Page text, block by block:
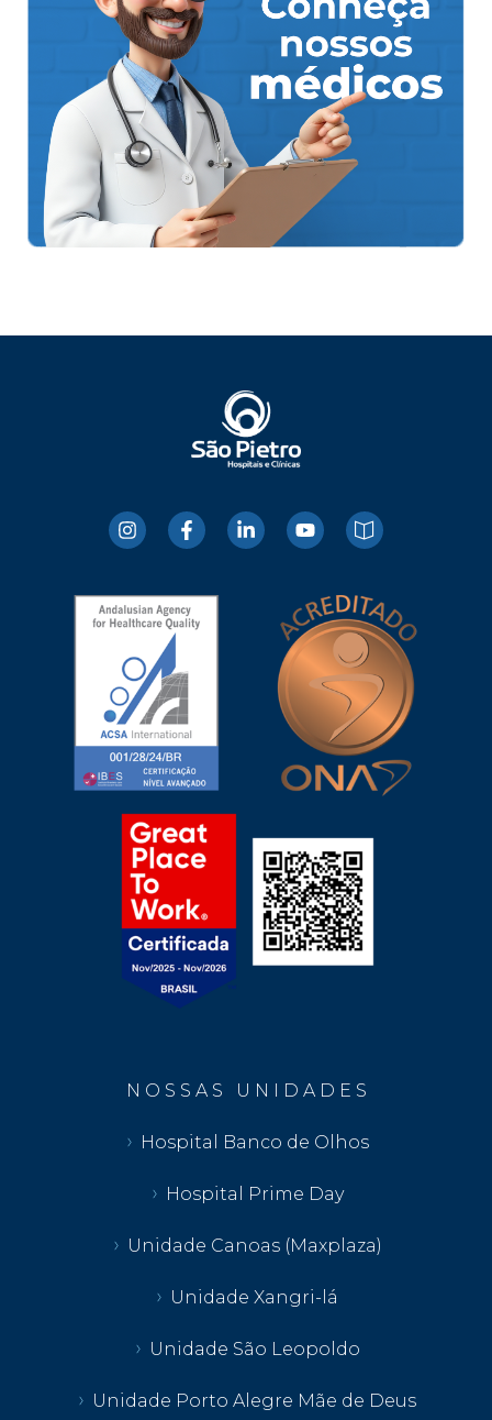
N O S S A S U N I D A D E S
Hospital Banco de Olhos
Hospital Prime Day
Unidade Canoas (Maxplaza)
Unidade Xangri-lá
Unidade São Leopoldo
Unidade Porto Alegre Mãe de Deus